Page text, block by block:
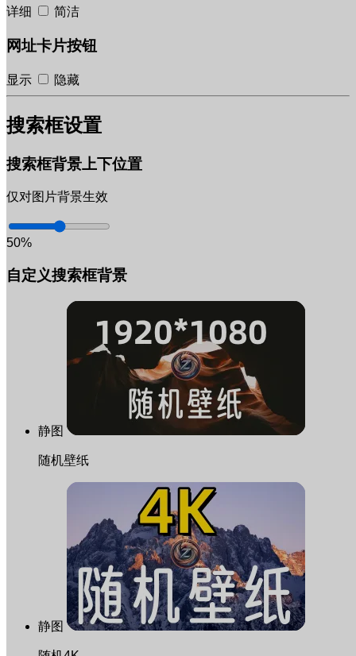
详细 简洁
网址卡片按钮
显示 隐藏
搜索框设置
搜索框背景上下位置
仅对图片背景生效
50%
自定义搜索框背景
静图
随机壁纸
静图